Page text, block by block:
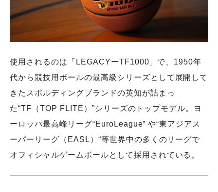
使用されるのは「LEGACYーTF1000」で、1950年
代から競技用ボールの最高級シリーズとして展開して
きたスポルディングブランドの英知が詰まっ
た“TF（TOP FLITE）”シリーズのトップモデル。ヨ
ーロッパ最高峰リーグ“EuroLeague” や“東アジアス
ーパーリーグ（EASL）“等世界中の多くのリーグで
オフィシャルゲームボールとして採用されている。